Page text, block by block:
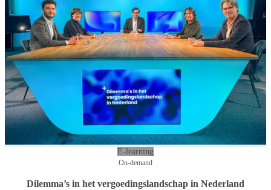
E-learning
On-demand
Dilemma’s in het vergoedingslandschap in Nederland